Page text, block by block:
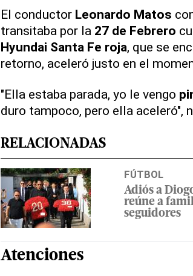
El conductor Leonardo Matos
transitaba por la 27 de Febrero
Hyundai Santa Fe roja, que se
retorno, aceleró justo en el
"Ella estaba parada, yo le vengo
duro tampoco, pero ella aceleró",
RELACIONADAS
FÚTBOL
Adiós a
reúne a
seguidores
Atenciones